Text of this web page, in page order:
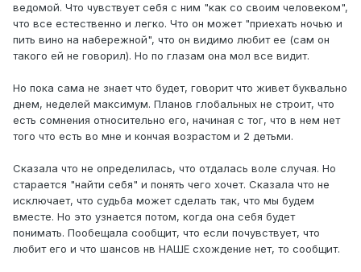
ведомой. Что чувствует себя с ним "как со своим человеком",
что все естественно и легко. Что он может "приехать ночью и
пить вино на набережной", что он видимо любит ее (сам он
такого ей не говорил). Но по глазам она мол все видит.
Но пока сама не знает что будет, говорит что живет буквально
днем, неделей максимум. Планов глобальных не строит, что
есть сомнения относительно его, начиная с тог, что в нем нет
того что есть во мне и кончая возрастом и 2 детьми.
Сказала что не определилась, что отдалась воле случая. Но
старается "найти себя" и понять чего хочет. Сказала что не
исключает, что судьба может сделать так, что мы будем
вместе. Но это узнается потом, когда она себя будет
понимать. Пообещала сообщит, что если почувствует, что
любит его и что шансов нв НАШЕ схождение нет, то сообщит.